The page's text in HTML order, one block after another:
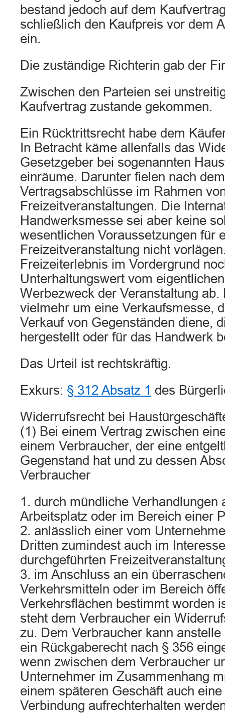
bestand jedoch auf dem
schließlich den Kaufpreis vor dem
ein.
Die zuständige Richterin gab der
Zwischen den Parteien sei
Kaufvertrag zustande gekommen.
Ein Rücktrittsrecht habe dem
In Betracht käme allenfalls das
Gesetzgeber bei sogenannten
einräume. Darunter fielen nach
Vertragsabschlüsse im Rahmen
Freizeitveranstaltungen. Die
Handwerksmesse sei aber keine
wesentlichen Voraussetzungen für
Freizeitveranstaltung nicht
Freizeiterlebnis im Vordergrund
Unterhaltungswert vom
Werbezweck der Veranstaltung ab.
vielmehr um eine Verkaufsmesse,
Verkauf von Gegenständen diene,
hergestellt oder für das Handwerk
Das Urteil ist rechtskräftig.
Exkurs: § 312 Absatz 1 des
Widerrufsrecht bei
(1) Bei einem Vertrag zwischen
einem Verbraucher, der eine
Gegenstand hat und zu dessen
Verbraucher
1. durch mündliche Verhandlungen
Arbeitsplatz oder im Bereich einer
2. anlässlich einer vom
Dritten zumindest auch im
durchgeführten
3. im Anschluss an ein
Verkehrsmitteln oder im Bereich
Verkehrsflächen bestimmt worden
steht dem Verbraucher ein
zu. Dem Verbraucher kann
ein Rückgaberecht nach § 356
wenn zwischen dem Verbraucher
Unternehmer im Zusammenhang
einem späteren Geschäft auch
Verbindung aufrechterhalten